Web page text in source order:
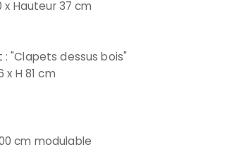
x Hauteur 37 cm
"Clapets dessus bois"
x H 81 cm
cm modulable